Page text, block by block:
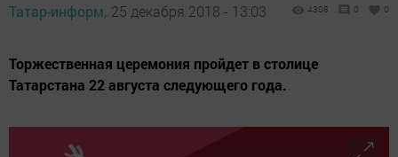
Татар-информ, 25 декабря 2018 - 13:03 4308 0 0
Торжественная церемония пройдет в столице
Татарстана 22 августа следующего года.